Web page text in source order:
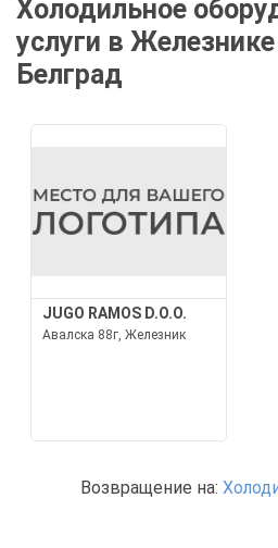
Холодильное
услуги в
Белград
JUGO RAMOS D.O.O.
Авалска 88г, Железник
Возвращение на: